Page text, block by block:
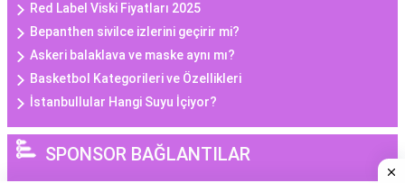
Red Label Viski Fiyatları 2025
Bepanthen sivilce izlerini geçirir mi?
Askeri balaklava ve maske aynı mı?
Basketbol Kategorileri ve Özellikleri
İstanbullular Hangi Suyu İçiyor?
SPONSOR BAĞLANTILAR